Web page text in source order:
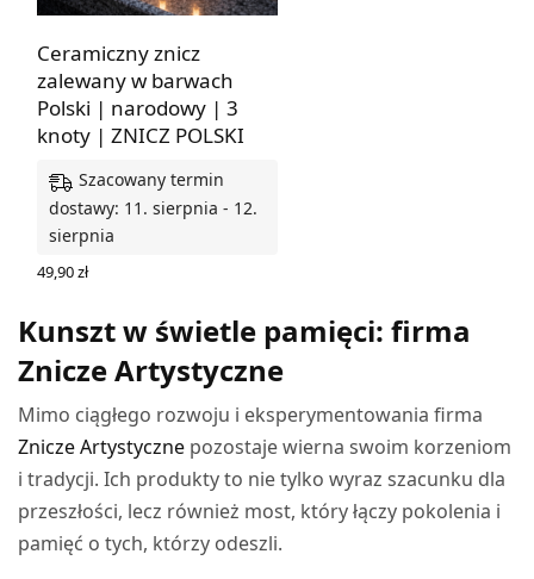
Ceramiczny znicz
zalewany w barwach
Polski | narodowy | 3
knoty | ZNICZ POLSKI
Szacowany termin
dostawy: 11. sierpnia - 12.
sierpnia
49,90zł
Kunszt w świetle pamięci: firma
Znicze Artystyczne
Mimo ciągłego rozwoju i eksperymentowania firma
Znicze Artystyczne pozostaje wierna swoim korzeniom
i tradycji. Ich produkty to nie tylko wyraz szacunku dla
przeszłości, lecz również most, który łączy pokolenia i
pamięć o tych, którzy odeszli.